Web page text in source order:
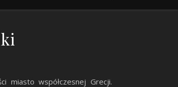
miasto współczesnej Grecji.